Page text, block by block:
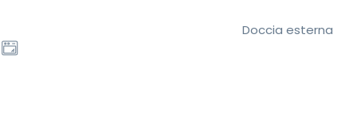
Doccia esterna